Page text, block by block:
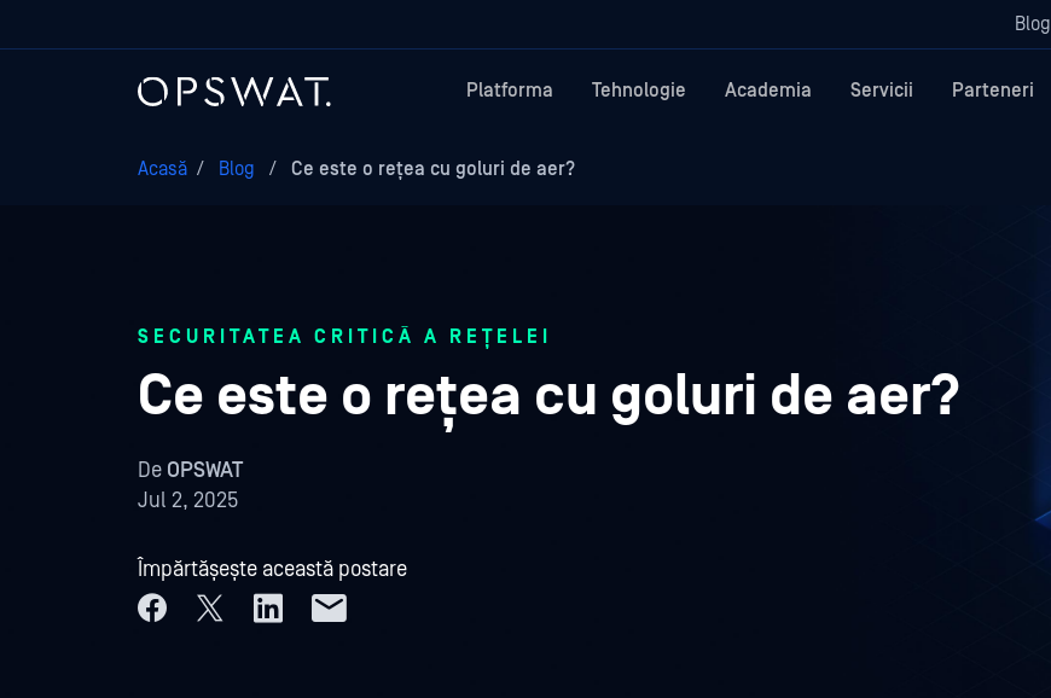
Blog
Platforma Tehnologie Academia Servicii Parteneri
Acasă / Blog / Ce este o rețea cu goluri de aer?
SECURITATEA CRITICĂ A REȚELEI
Ce este o rețea cu goluri de aer?
De OPSWAT
Jul 2, 2025
Împărtășește această postare